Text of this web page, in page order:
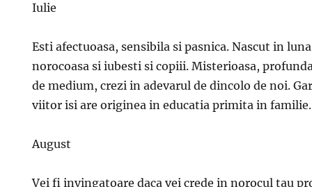
Iulie
Esti afectuoasa, sensibila si pasnica. Nascut in
norocoasa si iubesti si copiii. Misterioasa,
de medium, crezi in adevarul de dincolo de noi.
viitor isi are originea in educatia primita in familie.
August
Vei fi invingatoare daca vei crede in norocul tau